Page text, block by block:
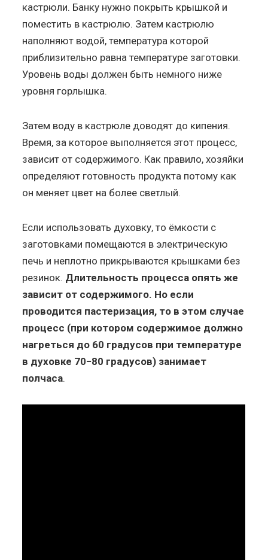
кастрюли. Банку нужно покрыть крышкой и
поместить в кастрюлю. Затем кастрюлю
наполняют водой, температура которой
приблизительно равна температуре заготовки.
Уровень воды должен быть немного ниже
уровня горлышка.
Затем воду в кастрюле доводят до кипения.
Время, за которое выполняется этот процесс,
зависит от содержимого. Как правило, хозяйки
определяют готовность продукта потому как
он меняет цвет на более светлый.
Если использовать духовку, то ёмкости с
заготовками помещаются в электрическую
печь и неплотно прикрываются крышками без
резинок. Длительность процесса опять же
зависит от содержимого. Но если
проводится пастеризация, то в этом случае
процесс (при котором содержимое должно
нагреться до 60 градусов при температуре
в духовке 70−80 градусов) занимает
полчаса.